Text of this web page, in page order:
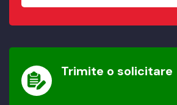
Trimite o solicitare